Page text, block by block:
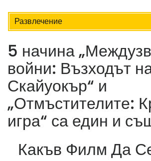
Развлечение
5 начина
войни: Възходът
Скайуокър“ и
„Отмъстителите:
игра“ са един и
Какъв Филм Да